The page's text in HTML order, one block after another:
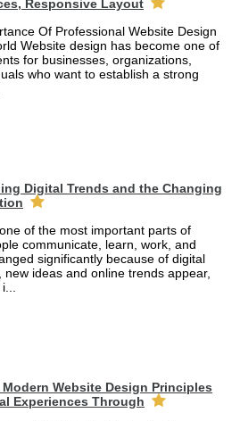
Responsive Layout
Of Professional Website Design
Website design has become one of
for businesses, organizations,
who want to establish a strong
Digital Trends and the Changing
of the most important parts of
communicate, learn, work, and
significantly because of digital
ideas and online trends appear,
Website Design Principles
Experiences Through